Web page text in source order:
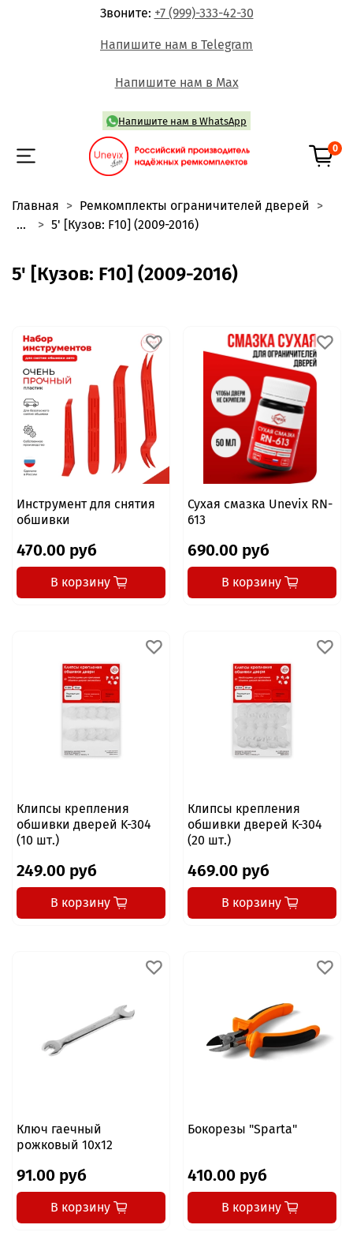
Звоните: +7 (999)-333-42-30
Напишите нам в Telegram
Напишите нам в Max
Напишите нам в WhatsApp
0
Главная
Ремкомплекты ограничителей дверей
...
5' [Кузов: F10] (2009-2016)
5' [Кузов: F10] (2009-2016)
Инструмент для снятия
обшивки
470.00 руб
В корзину
Сухая смазка Unevix RN-
613
690.00 руб
В корзину
Клипсы крепления
обшивки дверей K-304
(10 шт.)
249.00 руб
В корзину
Клипсы крепления
обшивки дверей K-304
(20 шт.)
469.00 руб
В корзину
Ключ гаечный
рожковый 10x12
91.00 руб
В корзину
Бокорезы "Sparta"
410.00 руб
В корзину